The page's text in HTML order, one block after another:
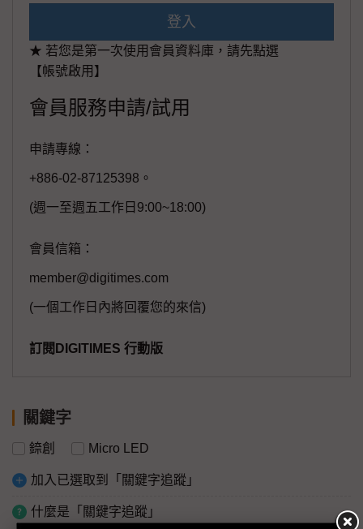
登入
★ 若您是第一次使用會員資料庫，請先點選
【帳號啟用】
會員服務申請/試用
申請專線：
+886-02-87125398。
(週一至週五工作日9:00~18:00)
會員信箱：
member@digitimes.com
(一個工作日內將回覆您的來信)
訂閱DIGITIMES 行動版
關鍵字
錼創 Micro LED
加入已選取到「關鍵字追蹤」
什麼是「關鍵字追蹤」